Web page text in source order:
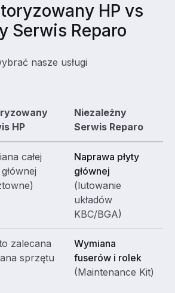
HP vs
Serwis Reparo
nasze usługi
HP
Niezależny
Serwis Reparo
całej
Naprawa płyty
głównej
(lutowanie
układów
KBC/BGA)
zalecana
sprzętu
Wymiana
fuserów i rolek
(Maintenance Kit)